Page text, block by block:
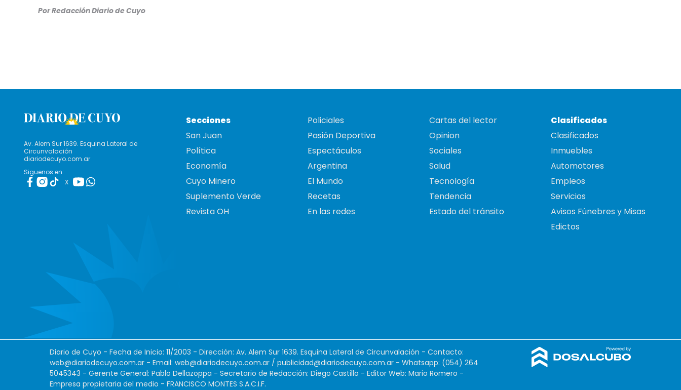
Por Redacción Diario de Cuyo
Av. Alem Sur 1639. Esquina Lateral de
Circunvalación
diariodecuyo.com.ar
Siguenos en:
X
Secciones
San Juan
Política
Economía
Cuyo Minero
Suplemento Verde
Revista OH
Policiales
Pasión Deportiva
Espectáculos
Argentina
El Mundo
Recetas
En las redes
Cartas del lector
Opinion
Sociales
Salud
Tecnología
Tendencia
Estado del tránsito
Clasificados
Clasificados
Inmuebles
Automotores
Empleos
Servicios
Avisos Fúnebres y Misas
Edictos
Diario de Cuyo - Fecha de Inicio: 11/2003 - Dirección: Av. Alem Sur 1639. Esquina Lateral de Circunvalación - Contacto:
web@diariodecuyo.com.ar - Email: web@diariodecuyo.com.ar / publicidad@diariodecuyo.com.ar - Whatsapp: (054) 264
5045343 - Gerente General: Pablo Dellazoppa - Secretario de Redacción: Diego Castillo - Editor Web: Mario Romero -
Empresa propietaria del medio - FRANCISCO MONTES S.A.C.I.F.